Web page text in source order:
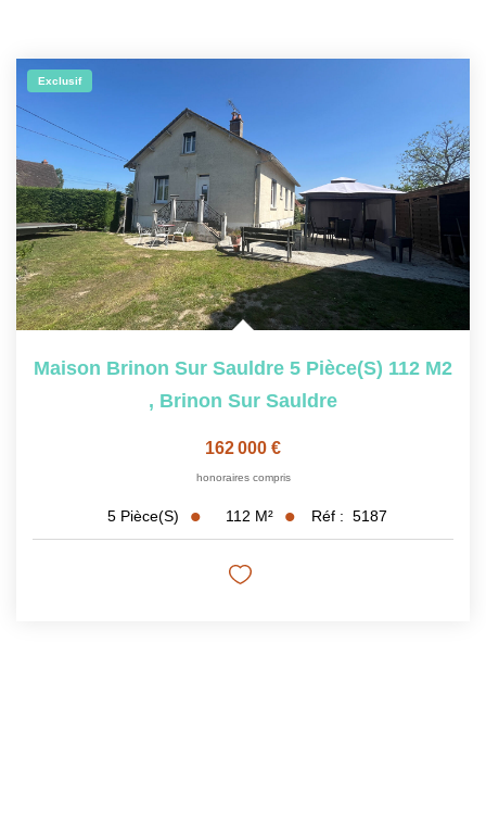
Exclusif
Maison Brinon Sur Sauldre 5 Pièce(s) 112 M2
, Brinon Sur Sauldre
162 000 €
honoraires compris
5 Pièce(s) 112 M² Réf : 5187